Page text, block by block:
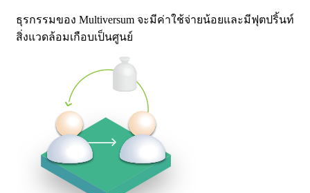
ธุรกรรมของ Multiversum จะมีค่าใช้จ่ายน้อยและมีฟุตปริ้นท์
สิ่งแวดล้อมเกือบเป็นศูนย์